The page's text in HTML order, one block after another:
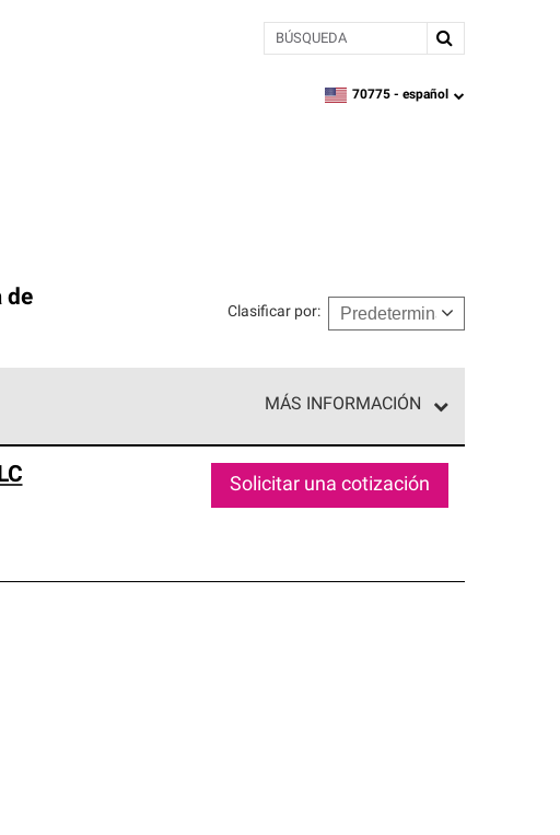
BÚSQUEDA
zipcode, language
70775 - español
de
Clasificar por:
MÁS INFORMACIÓN
y confiabilidad.
Solicitar una cotización